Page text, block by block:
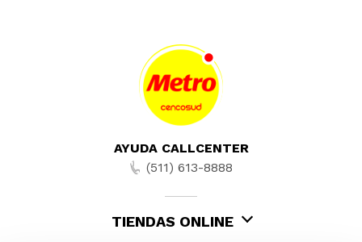
AYUDA CALLCENTER
(511) 613-8888
TIENDAS ONLINE